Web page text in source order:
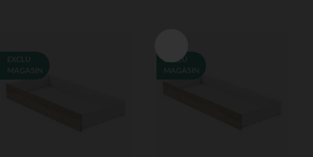
EXCLU
MAGASIN
EXCLU
MAGASIN